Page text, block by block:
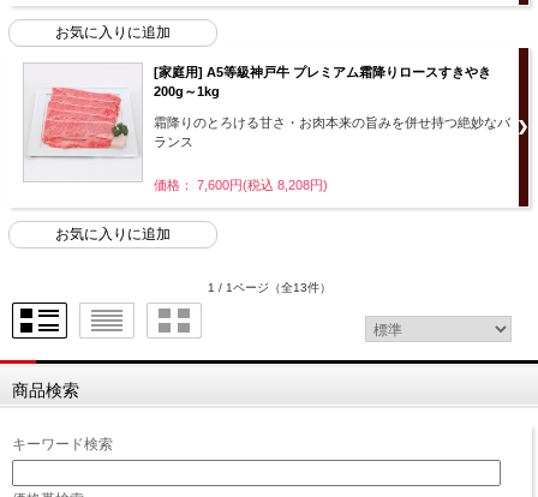
[家庭用] A5等級神戸牛 プレミアム霜降りロースすきやき
200g～1kg
霜降りのとろける甘さ・お肉本来の旨みを併せ持つ絶妙なバ
ランス
価格： 7,600円(税込 8,208円)
1 / 1ページ （全13件）
商品検索
キーワード検索